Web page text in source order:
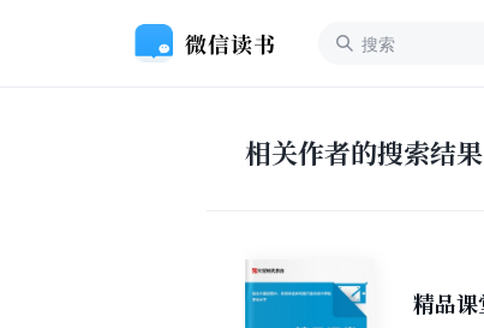
相关作者的搜索结果